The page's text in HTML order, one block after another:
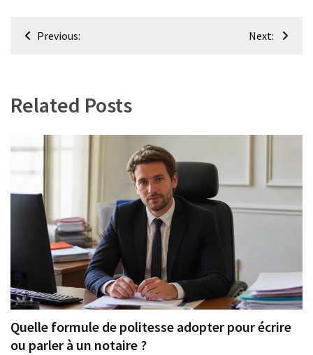
Navigation
Previous: Next:
Related Posts
Quelle formule de politesse adopter pour écrire
ou parler à un notaire ?